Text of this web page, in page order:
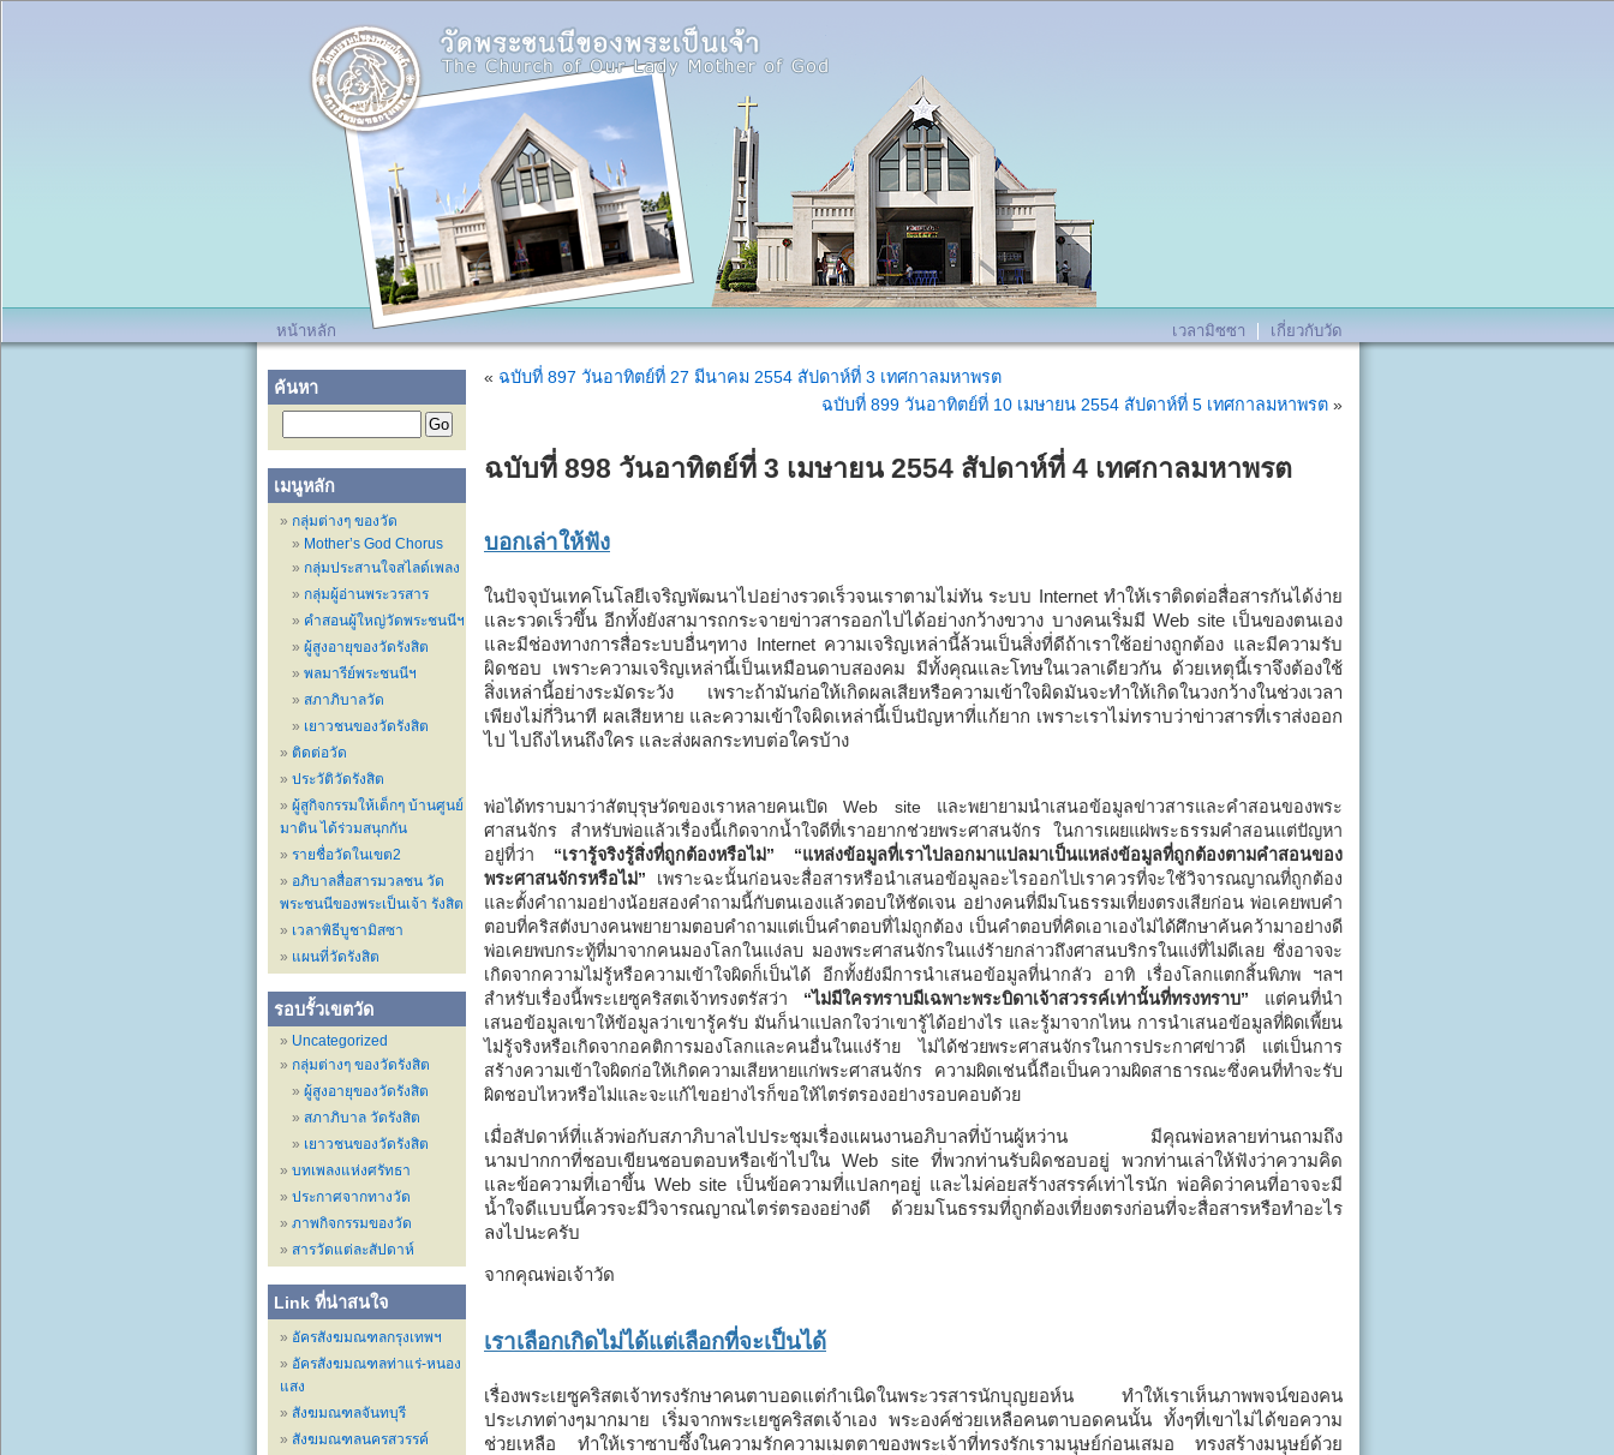
หน้าหลัก เวลามิซซา เกี่ยวกับวัด
ค้นหา
เมนูหลัก
กลุ่มต่างๆ ของวัด
Mother’s God Chorus
กลุ่มประสานใจสไลด์เพลง
กลุ่มผู้อ่านพระวรสาร
คำสอนผู้ใหญ่วัดพระชนนีฯ
ผู้สูงอายุของวัดรังสิต
พลมารีย์พระชนนีฯ
สภาภิบาลวัด
เยาวชนของวัดรังสิต
ติดต่อวัด
ประวัติวัดรังสิต
ผู้สูกิจกรรมให้เด็กๆ บ้านศูนย์
มาติน ได้ร่วมสนุกกัน
รายชื่อวัดในเขต2
อภิบาลสื่อสารมวลชน วัด
พระชนนีของพระเป็นเจ้า รังสิต
เวลาพิธีบูชามิสซา
แผนที่วัดรังสิต
รอบรั้วเขตวัด
Uncategorized
กลุ่มต่างๆ ของวัดรังสิต
ผู้สูงอายุของวัดรังสิต
สภาภิบาล วัดรังสิต
เยาวชนของวัดรังสิต
บทเพลงแห่งศรัทธา
ประกาศจากทางวัด
ภาพกิจกรรมของวัด
สารวัดแต่ละสัปดาห์
Link ที่น่าสนใจ
อัครสังฆมณฑลกรุงเทพฯ
อัครสังฆมณฑลท่าแร่-หนอง
แสง
สังฆมณฑลจันทบุรี
สังฆมณฑลนครสวรรค์
« ฉบับที่ 897 วันอาทิตย์ที่ 27 มีนาคม 2554 สัปดาห์ที่ 3 เทศกาลมหาพรต
ฉบับที่ 899 วันอาทิตย์ที่ 10 เมษายน 2554 สัปดาห์ที่ 5 เทศกาลมหาพรต »
ฉบับที่ 898 วันอาทิตย์ที่ 3 เมษายน 2554 สัปดาห์ที่ 4 เทศกาลมหาพรต
บอกเล่าให้ฟัง
ในปัจจุบันเทคโนโลยีเจริญพัฒนาไปอย่างรวดเร็วจนเราตามไม่ทัน ระบบ Internet ทำให้เราติดต่อสื่อสารกันได้ง่าย
และรวดเร็วขึ้น อีกทั้งยังสามารถกระจายข่าวสารออกไปได้อย่างกว้างขวาง บางคนเริ่มมี Web site เป็นของตนเอง
และมีช่องทางการสื่อระบบอื่นๆทาง Internet ความเจริญเหล่านี้ล้วนเป็นสิ่งที่ดีถ้าเราใช้อย่างถูกต้อง และมีความรับ
ผิดชอบ เพราะความเจริญเหล่านี้เป็นเหมือนดาบสองคม มีทั้งคุณและโทษในเวลาเดียวกัน ด้วยเหตุนี้เราจึงต้องใช้
สิ่งเหล่านี้อย่างระมัดระวัง เพราะถ้ามันก่อให้เกิดผลเสียหรือความเข้าใจผิดมันจะทำให้เกิดในวงกว้างในช่วงเวลา
เพียงไม่กี่วินาที ผลเสียหาย และความเข้าใจผิดเหล่านี้เป็นปัญหาที่แก้ยาก เพราะเราไม่ทราบว่าข่าวสารที่เราส่งออก
ไป ไปถึงไหนถึงใคร และส่งผลกระทบต่อใครบ้าง
พ่อได้ทราบมาว่าสัตบุรุษวัดของเราหลายคนเปิด Web site และพยายามนำเสนอข้อมูลข่าวสารและคำสอนของพระ
ศาสนจักร สำหรับพ่อแล้วเรื่องนี้เกิดจากน้ำใจดีที่เราอยากช่วยพระศาสนจักร ในการเผยแผ่พระธรรมคำสอนแต่ปัญหา
อยู่ที่ว่า “เรารู้จริงรู้สิ่งที่ถูกต้องหรือไม่”
“แหล่งข้อมูลที่เราไปลอกมาแปลมาเป็นแหล่งข้อมูลที่ถูกต้องตามคำสอนของ
พระศาสนจักรหรือไม่” เพราะฉะนั้นก่อนจะสื่อสารหรือนำเสนอข้อมูลอะไรออกไปเราควรที่จะใช้วิจารณญาณที่ถูกต้อง
และตั้งคำถามอย่างน้อยสองคำถามนี้กับตนเองแล้วตอบให้ชัดเจน อย่างคนที่มีมโนธรรมเที่ยงตรงเสียก่อน พ่อเคยพบคำ
ตอบที่คริสตังบางคนพยายามตอบคำถามแต่เป็นคำตอบที่ไม่ถูกต้อง เป็นคำตอบที่คิดเอาเองไม่ได้ศึกษาค้นคว้ามาอย่างดี
พ่อเคยพบกระทู้ที่มาจากคนมองโลกในแง่ลบ มองพระศาสนจักรในแง่ร้ายกล่าวถึงศาสนบริกรในแง่ที่ไม่ดีเลย ซึ่งอาจจะ
เกิดจากความไม่รู้หรือความเข้าใจผิดก็เป็นได้ อีกทั้งยังมีการนำเสนอข้อมูลที่น่ากลัว อาทิ เรื่องโลกแตกสิ้นพิภพ ฯลฯ
สำหรับเรื่องนี้พระเยซูคริสตเจ้าทรงตรัสว่า “ไม่มีใครทราบมีเฉพาะพระบิดาเจ้าสวรรค์เท่านั้นที่ทรงทราบ” แต่คนที่นำ
เสนอข้อมูลเขาให้ข้อมูลว่าเขารู้ครับ มันก็น่าแปลกใจว่าเขารู้ได้อย่างไร และรู้มาจากไหน การนำเสนอข้อมูลที่ผิดเพี้ยน
ไม่รู้จริงหรือเกิดจากอคติการมองโลกและคนอื่นในแง่ร้าย ไม่ได้ช่วยพระศาสนจักรในการประกาศข่าวดี แต่เป็นการ
สร้างความเข้าใจผิดก่อให้เกิดความเสียหายแก่พระศาสนจักร ความผิดเช่นนี้ถือเป็นความผิดสาธารณะซึ่งคนที่ทำจะรับ
ผิดชอบไหวหรือไม่และจะแก้ไขอย่างไรก็ขอให้ไตร่ตรองอย่างรอบคอบด้วย
เมื่อสัปดาห์ที่แล้วพ่อกับสภาภิบาลไปประชุมเรื่องแผนงานอภิบาลที่บ้านผู้หว่าน มีคุณพ่อหลายท่านถามถึง
นามปากกาที่ชอบเขียนชอบตอบหรือเข้าไปใน Web site ที่พวกท่านรับผิดชอบอยู่ พวกท่านเล่าให้ฟังว่าความคิด
และข้อความที่เอาขึ้น Web site เป็นข้อความที่แปลกๆอยู่ และไม่ค่อยสร้างสรรค์เท่าไรนัก พ่อคิดว่าคนที่อาจจะมี
น้ำใจดีแบบนี้ควรจะมีวิจารณญาณไตร่ตรองอย่างดี ด้วยมโนธรรมที่ถูกต้องเที่ยงตรงก่อนที่จะสื่อสารหรือทำอะไร
ลงไปนะครับ
จากคุณพ่อเจ้าวัด
เราเลือกเกิดไม่ได้แต่เลือกที่จะเป็นได้
เรื่องพระเยซูคริสตเจ้าทรงรักษาคนตาบอดแต่กำเนิดในพระวรสารนักบุญยอห์น ทำให้เราเห็นภาพพจน์ของคน
ประเภทต่างๆมากมาย เริ่มจากพระเยซูคริสตเจ้าเอง พระองค์ช่วยเหลือคนตาบอดคนนั้น ทั้งๆที่เขาไม่ได้ขอความ
ช่วยเหลือ ทำให้เราซาบซึ้งในความรักความเมตตาของพระเจ้าที่ทรงรักเรามนุษย์ก่อนเสมอ ทรงสร้างมนุษย์ด้วย